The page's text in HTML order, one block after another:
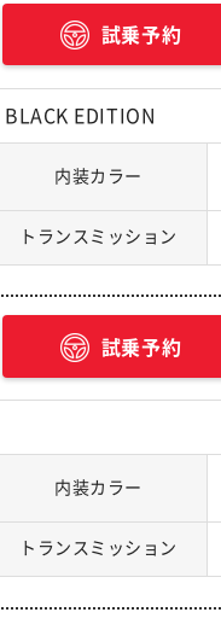
EDITION
内装カラー
トランスミッション
試乗予約
内装カラー
トランスミッション
試乗予約